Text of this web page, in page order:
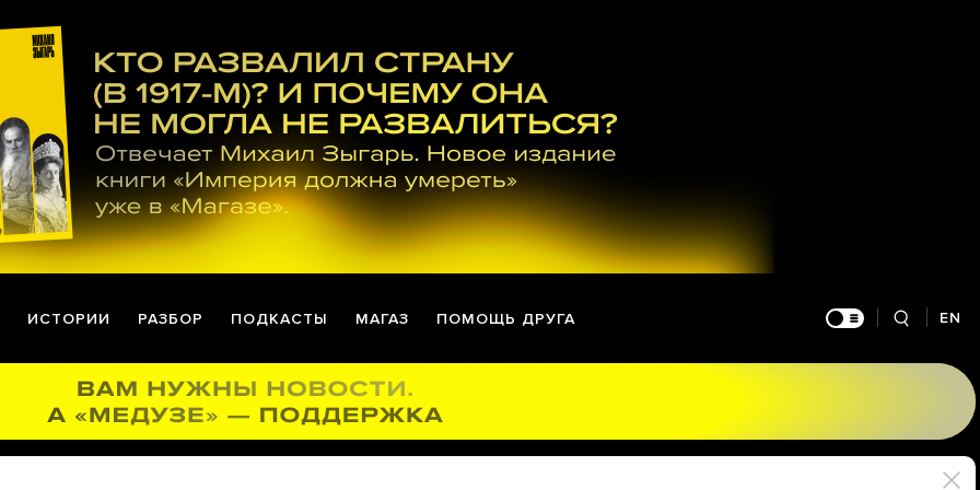
ИСТОРИИ РАЗБОР ПОДКАСТЫ МАГАЗ ПОМОЩЬ ДРУГА EN